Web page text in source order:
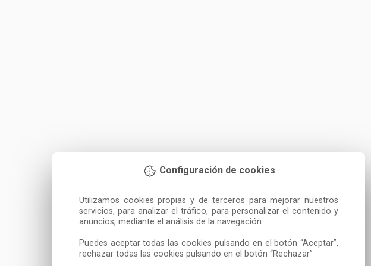
Configuración de cookies
Utilizamos cookies propias y de terceros para mejorar nuestros
servicios, para analizar el tráfico, para personalizar el contenido y
anuncios, mediante el análisis de la navegación.
Puedes aceptar todas las cookies pulsando en el botón “Aceptar”,
rechazar todas las cookies pulsando en el botón “Rechazar”